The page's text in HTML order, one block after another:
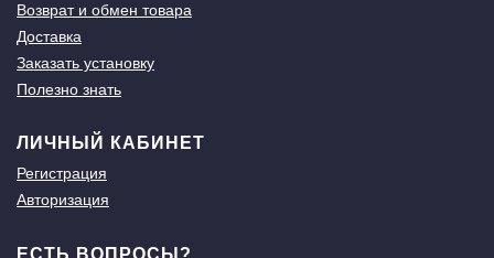
Возврат и обмен товара
Доставка
Заказать установку
Полезно знать
ЛИЧНЫЙ КАБИНЕТ
Регистрация
Авторизация